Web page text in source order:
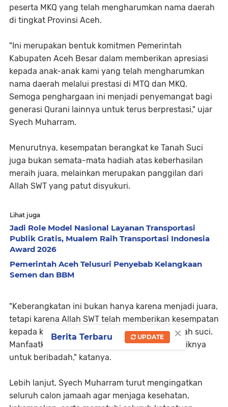
peserta MKQ yang telah mengharumkan nama daerah
di tingkat Provinsi Aceh.
"Ini merupakan bentuk komitmen Pemerintah
Kabupaten Aceh Besar dalam memberikan apresiasi
kepada anak-anak kami yang telah mengharumkan
nama daerah melalui prestasi di MTQ dan MKQ.
Semoga penghargaan ini menjadi penyemangat bagi
generasi Qurani lainnya untuk terus berprestasi," ujar
Syech Muharram.
Menurutnya, kesempatan berangkat ke Tanah Suci
juga bukan semata-mata hadiah atas keberhasilan
meraih juara, melainkan merupakan panggilan dari
Allah SWT yang patut disyukuri.
Lihat juga
Jadi Role Model Nasional Layanan Transportasi
Publik Gratis, Mualem Raih Transportasi Indonesia
Award 2026
Pemerintah Aceh Telusuri Penyebab Kelangkaan
Semen dan BBM
"Keberangkatan ini bukan hanya karena menjadi juara,
tetapi karena Allah SWT telah memberikan kesempatan
kepada kalian untuk menjadi tamu-Nya di tanah suci.
Manfaatkan kesempatan ini dengan sebaik-baiknya
untuk beribadah," katanya.
Lebih lanjut, Syech Muharram turut mengingatkan
seluruh calon jamaah agar menjaga kesehatan,
×
Berita Terbaru UPDATE